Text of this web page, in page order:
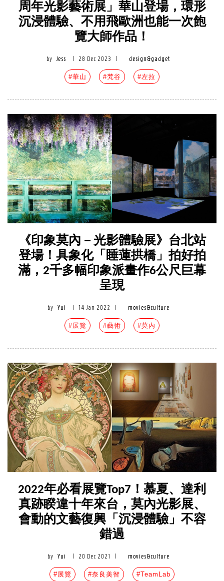
周年光影藝術展」華山登場，環形
沉浸體驗、不用飛歐洲也能一次飽
覽大師作品！
by Jess 28 Dec 2023 design&gadget
#華山 #梵谷 #左拉
《印象莫內－光影體驗展》台北站
登場！具象化「睡蓮拱橋」拍好拍
滿，2千多幅印象派畫作6公尺巨幕
呈現
by Yui 14 Jan 2022 movies&culture
#展覽 #藝術 #莫內
2022年必看展覽Top7！慕夏、達利
真跡睽違十年來台，莫內光影展、
會動的文藝復興「沉浸體驗」不容
錯過
by Yui 20 Dec 2021 movies&culture
#展覽 #奈良美智 #TeamLab